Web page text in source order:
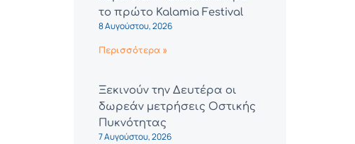
το πρώτο Kalamia Festival
8 Αυγούστου, 2026
Περισσότερα »
Ξεκινούν την Δευτέρα οι
δωρεάν μετρήσεις Οστικής
Πυκνότητας
7 Αυγούστου, 2026